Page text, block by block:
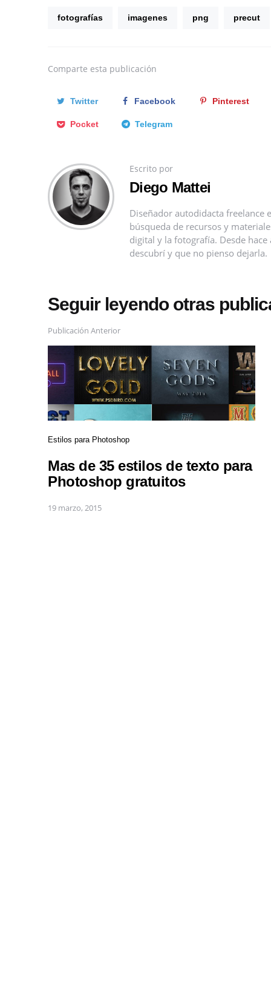
fotografías imagenes png precut
Comparte esta publicación
Twitter Facebook Pinterest
Pocket Telegram
Escrito por
Diego Mattei
Diseñador autodidacta freelance
búsqueda de recursos y
digital y la fotografía. Desde
descubrí y que no pienso dejarla.
Seguir leyendo otras
Publicación Anterior
Estilos para Photoshop
Mas de 35 estilos de texto para
Photoshop gratuitos
19 marzo, 2015